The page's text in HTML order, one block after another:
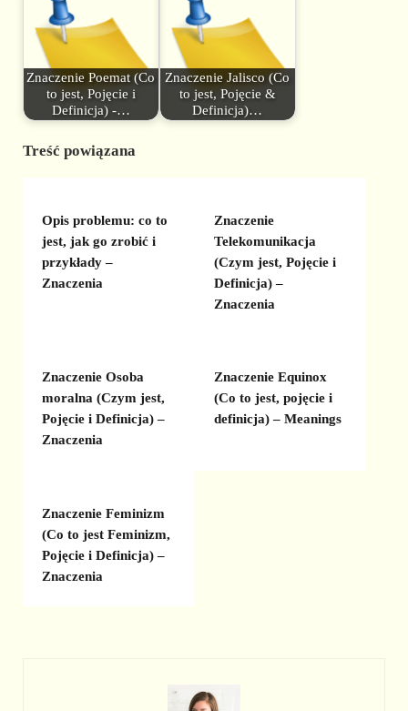
Znaczenie Poemat (Co
to jest, Pojęcie i
Definicja) -…
Znaczenie Jalisco (Co
to jest, Pojęcie &
Definicja)…
Treść powiązana
Opis problemu: co to
jest, jak go zrobić i
przykłady –
Znaczenia
Znaczenie
Telekomunikacja
(Czym jest, Pojęcie i
Definicja) –
Znaczenia
Znaczenie Osoba
moralna (Czym jest,
Pojęcie i Definicja) –
Znaczenia
Znaczenie Equinox
(Co to jest, pojęcie i
definicja) – Meanings
Znaczenie Feminizm
(Co to jest Feminizm,
Pojęcie i Definicja) –
Znaczenia